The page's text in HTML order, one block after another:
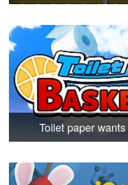
Toilet paper